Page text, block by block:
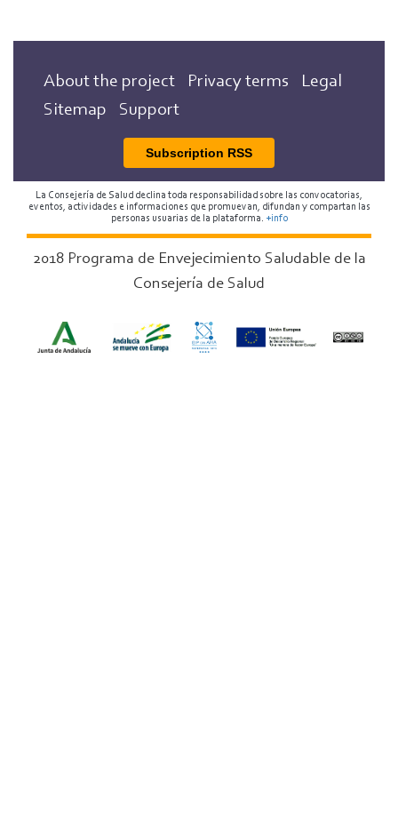
About the project Privacy terms
Legal
Sitemap
Support
Subscription RSS
La Consejería de Salud declina toda responsabilidad sobre las convocatorias,
eventos, actividades e informaciones que promuevan, difundan y compartan las
personas usuarias de la plataforma. +info
2018 Programa de Envejecimiento Saludable de la
Consejería de Salud